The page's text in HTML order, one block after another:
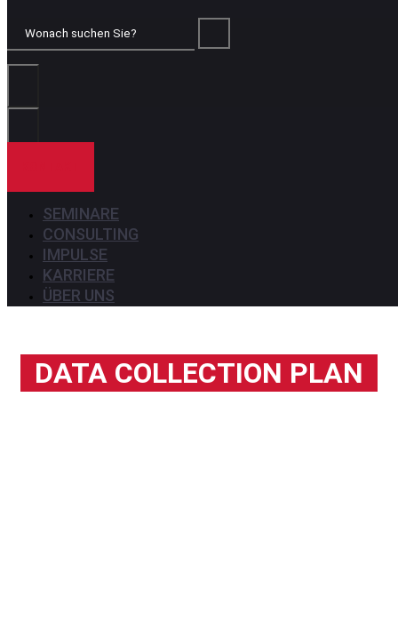
Wonach
Sie?
SEMINARE
CONSULTING
IMPULSE
KARRIERE
ÜBER UNS
DATA COLLECTION PLAN